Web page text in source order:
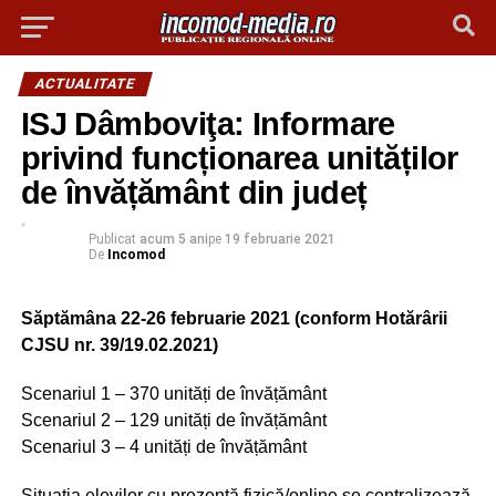
ACTUALITATE
ISJ Dâmboviţa: Informare
privind funcționarea unităților
de învățământ din județ
Publicat acum 5 anipe 19 februarie 2021
De Incomod
Săptămâna 22-26 februarie 2021 (conform Hotărârii
CJSU nr. 39/19.02.2021)
Scenariul 1 – 370 unități de învățământ
Scenariul 2 – 129 unități de învățământ
Scenariul 3 – 4 unități de învățământ